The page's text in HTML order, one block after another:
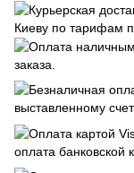
Киеву по тарифам
заказа.
выставленному
оплата банковской